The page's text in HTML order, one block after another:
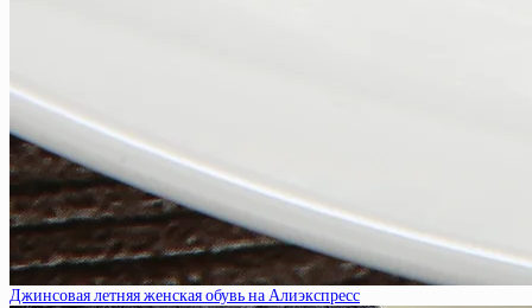
Джинсовая летняя женская обувь на Алиэкспресс